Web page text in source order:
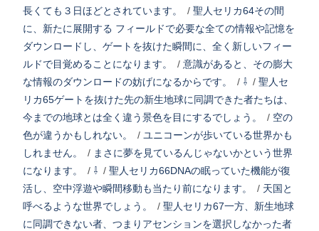
長くても３日ほどとされています。
/ 聖人セリカ64その間
に、新たに展開する フィールドで必要な全ての情報や記憶を
ダウンロードし、ゲートを抜けた瞬間に、全く新しいフィー
ルドで目覚めることになります。
/ 意識があると、その膨大
な情報のダウンロードの妨げになるからです。
/ ⇩ / 聖人セ
リカ65ゲートを抜けた先の新生地球に同調できた者たちは、
今までの地球とは全く違う景色を目にするでしょう。
/ 空の
色が違うかもしれない。
/ ユニコーンが歩いている世界かも
しれません。
/ まさに夢を見ているんじゃないかという世界
になります。
/ ⇩ / 聖人セリカ66DNAの眠っていた機能が復
活し、空中浮遊や瞬間移動も当たり前になります。
/ 天国と
呼べるような世界でしょう。
/ 聖人セリカ67一方、新生地球
に同調できない者、つまりアセンションを選択しなかった者